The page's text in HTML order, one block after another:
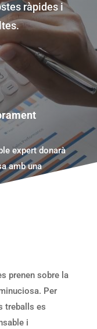
ràpides i
expert donarà
amb una
prenen sobre la
Per
treballs es
i